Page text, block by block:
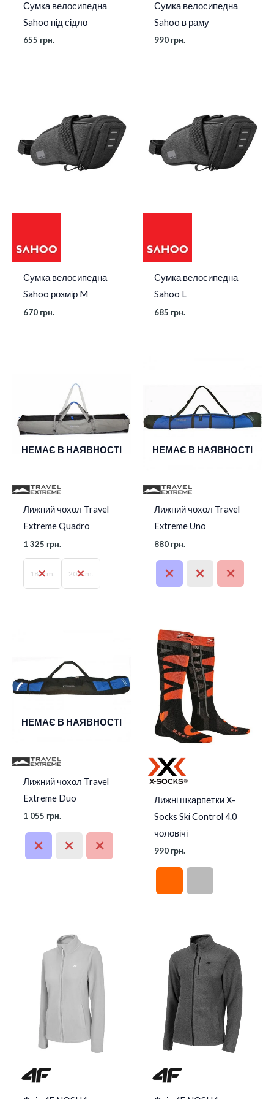
Сумка велосипедна
Sahoo під сідло
655 грн.
Сумка велосипедна
Sahoo в раму
990 грн.
Сумка велосипедна
Sahoo розмір M
670 грн.
Сумка велосипедна
Sahoo L
685 грн.
НЕМАЄ В НАЯВНОСТІ
Лижний чохол Travel
Extreme Quadro
1 325 грн.
185cm. 200cm.
НЕМАЄ В НАЯВНОСТІ
Лижний чохол Travel
Extreme Uno
880 грн.
НЕМАЄ В НАЯВНОСТІ
Лижний чохол Travel
Extreme Duo
1 055 грн.
Лижні шкарпетки X-
Socks Ski Control 4.0
чоловічі
990 грн.